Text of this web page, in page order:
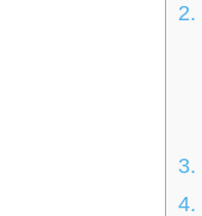
2.
3.
4.